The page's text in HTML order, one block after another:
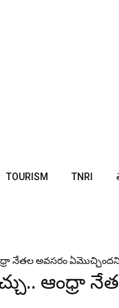
TOURISM TNRI
నేత‌ల అవ‌స‌రం
ఆంధ్రా